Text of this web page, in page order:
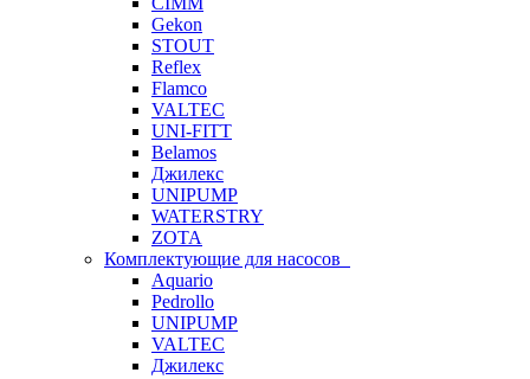
Gekon
STOUT
Reflex
Flamco
VALTEC
UNI-FITT
Belamos
Джилекс
UNIPUMP
WATERSTRY
ZOTA
Комплектующие для насосов
Aquario
Pedrollo
UNIPUMP
VALTEC
Джилекс